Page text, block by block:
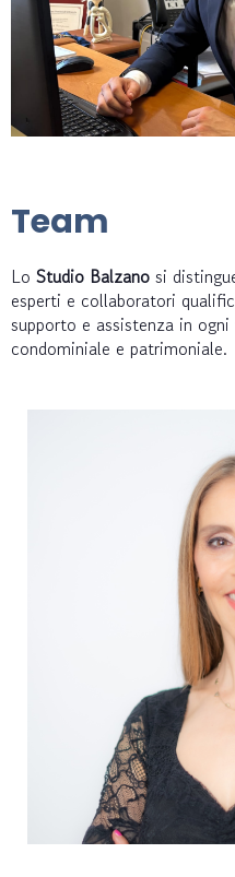
Team
Lo Studio Balzano si
esperti e collaboratori
supporto e assistenza in
condominiale e patrimoniale.